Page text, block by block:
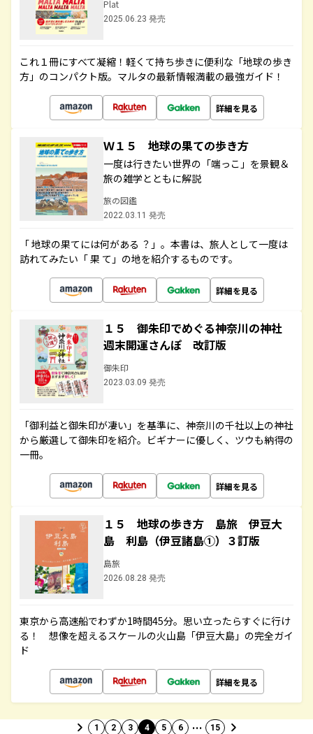
Plat
2025.06.23 発売
これ１冊にすべて凝縮！軽くて持ち歩きに便利な「地球の歩き
方」のコンパクト版。マルタの最新情報満載の最強ガイド！
詳細を見る
Ｗ１５ 地球の果ての歩き方
一度は行きたい世界の「端っこ」を景観＆
旅の雑学とともに解説
旅の図鑑
2022.03.11 発売
「 地球の果てには何がある ？」。本書は、旅人として一度は
訪れてみたい「 果 て」の地を紹介するものです。
詳細を見る
１５ 御朱印でめぐる神奈川の神社
週末開運さんぽ 改訂版
御朱印
2023.03.09 発売
「御利益と御朱印が凄い」を基準に、神奈川の千社以上の神社
から厳選して御朱印を紹介。ビギナーに優しく、ツウも納得の
一冊。
詳細を見る
１５ 地球の歩き方 島旅 伊豆大
島 利島（伊豆諸島①）３訂版
島旅
2026.08.28 発売
東京から高速船でわずか1時間45分。思い立ったらすぐに行け
る！ 想像を超えるスケールの火山島「伊豆大島」の完全ガイ
ド
詳細を見る
1 2 3 4 5 6 … 15